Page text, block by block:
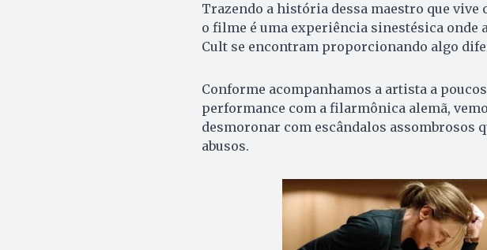
Trazendo a história dessa maestro que vive
o filme é uma experiência sinestésica onde
Cult se encontram proporcionando algo
Conforme acompanhamos a artista a
performance com a filarmônica alemã,
desmoronar com escândalos assombrosos
abusos.